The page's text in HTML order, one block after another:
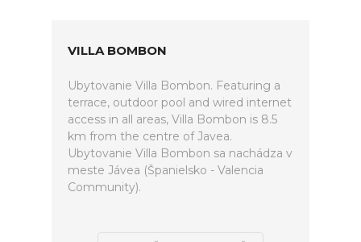
VILLA BOMBON
Ubytovanie Villa Bombon. Featuring a
terrace, outdoor pool and wired internet
access in all areas, Villa Bombon is 8.5
km from the centre of Javea.
Ubytovanie Villa Bombon sa nachádza v
meste Jávea (Španielsko - Valencia
Community).